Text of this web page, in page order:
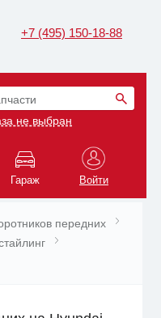
+7 (495) 150-18-88
не выбран
Гараж Войти
передних